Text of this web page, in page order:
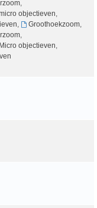
,
objectieven
Groothoekzoom,
,
objectieven